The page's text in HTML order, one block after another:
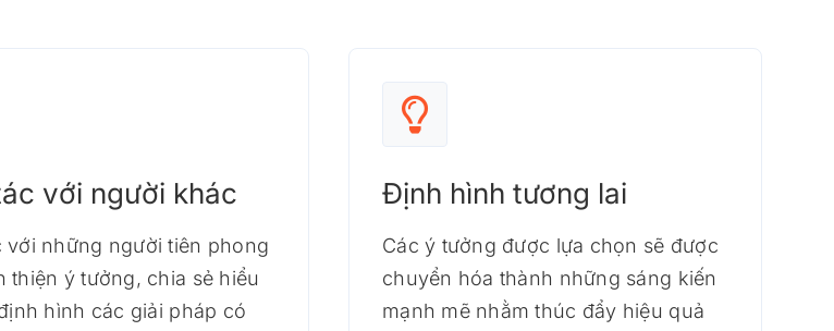
với người khác
với những người tiên phong
thiện ý tưởng, chia sẻ hiểu
hình các giải pháp có
Định hình tương lai
Các ý tưởng được lựa chọn sẽ được
chuyển hóa thành những sáng kiến ​​
mạnh mẽ nhằm thúc đẩy hiệu quả